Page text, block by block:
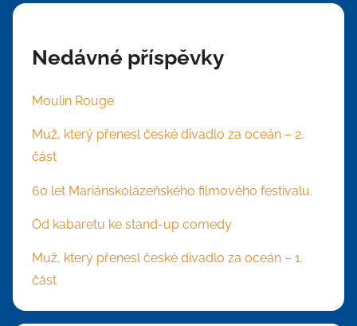
Nedávné příspěvky
Moulin Rouge
Muž, který přenesl české divadlo za oceán – 2.
část
60 let Mariánskolázeňského filmového festivalu.
Od kabaretu ke stand-up comedy
Muž, který přenesl české divadlo za oceán – 1.
část